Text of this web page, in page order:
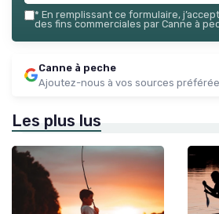
* En remplissant ce formulaire,
des fins commerciales par Canne à
Canne à peche
Ajoutez-nous à vos sources
Les plus lus